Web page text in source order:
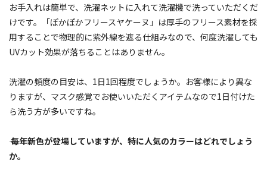
お手入れは簡単で、洗濯ネットに入れて洗濯機で洗っていただくだ
けです。「ぽかぽかフリースヤケーヌ」は厚手のフリース素材を採
用することで物理的に紫外線を遮る仕組みなので、何度洗濯しても
UVカット効果が落ちることはありません。
洗濯の頻度の目安は、1日1回程度でしょうか。お客様により異な
りますが、マスク感覚でお使いいただくアイテムなので1日付けた
ら洗う方が多いですね。
―― 毎年新色が登場していますが、特に人気のカラーはどれでしょう
か。